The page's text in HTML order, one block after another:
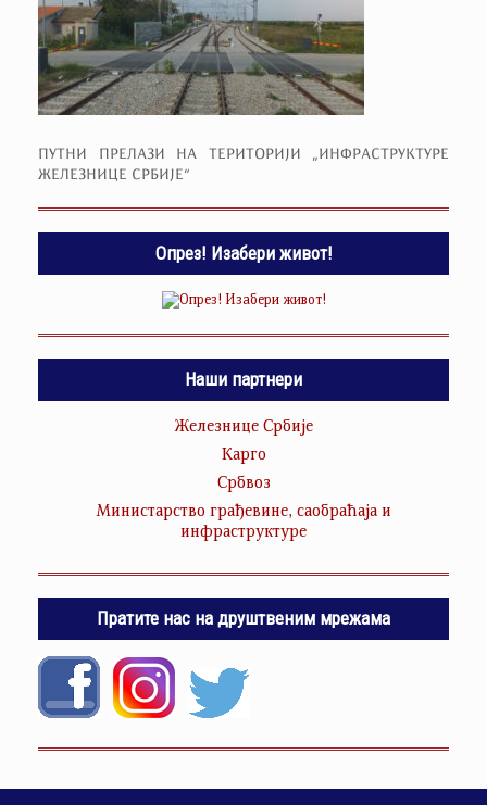
ПУТНИ ПРЕЛАЗИ НА ТЕРИТОРИЈИ „ИНФРАСТРУКТУРЕ
ЖЕЛЕЗНИЦЕ СРБИЈЕ“
Опрез! Изабери живот!
Наши партнери
Железнице Србије
Карго
Србвоз
Министарство грађевине, саобраћаја и
инфраструктуре
Пратите нас на друштвеним мрежама